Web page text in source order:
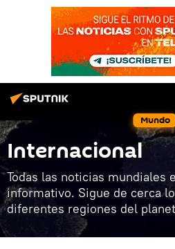
Mundo
Internacional
Todas las noticias mundiales
informativo. Sigue de cerca
diferentes regiones del